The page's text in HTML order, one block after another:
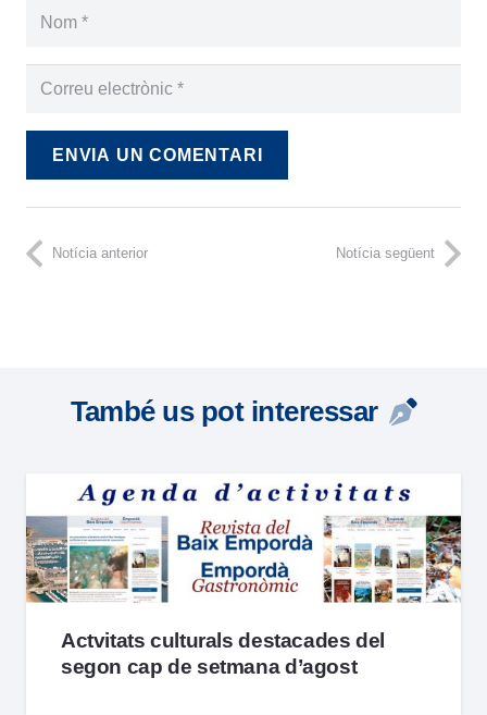
ENVIA UN COMENTARI
Notícia anterior Notícia següent
També us pot interessar
Actvitats culturals destacades del
segon cap de setmana d’agost